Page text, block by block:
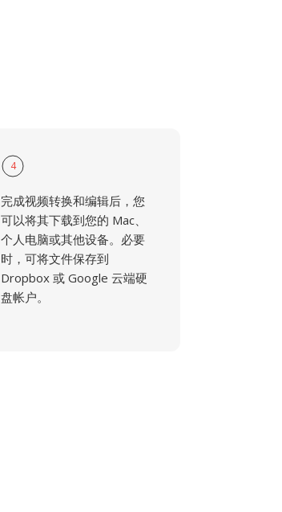
4
完成视频转换和编辑后，您
可以将其下载到您的 Mac、
个人电脑或其他设备。必要
时，可将文件保存到
Dropbox 或 Google 云端硬
盘帐户。